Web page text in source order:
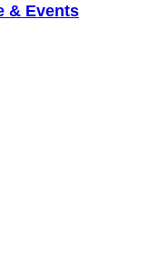
& Events